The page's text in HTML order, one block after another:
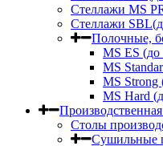
Стеллажи MS
Стеллажи
Полочные,
MS ES (до
MS
MS Strong
MS Hard
Столы
Сушильные